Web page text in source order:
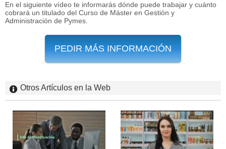
En el siguiente vídeo te informarás dónde puede trabajar y cuánto
cobrará un titulado del Curso de Máster en Gestión y
Administración de Pymes.
PEDIR MÁS INFORMACIÓN
Otros Artículos en la Web